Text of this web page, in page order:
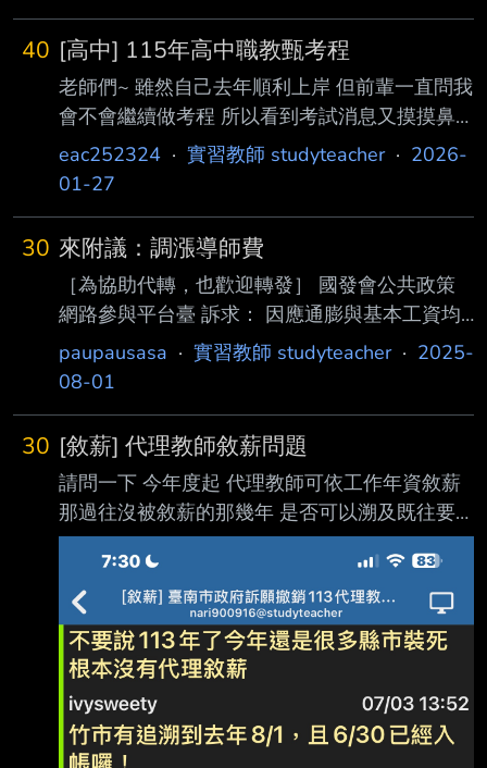
40 [高中] 115年高中職教甄考程
老師們~ 雖然自己去年順利上岸 但前輩一直問我
會不會繼續做考程 所以看到考試消息又摸摸鼻
子開始造福大家(應該吧 希望大家至少在考試上
少一個煩惱XD 考程連結如下
家今年順利金榜題名&寒假開心&新年快樂 --
eac252324 · 實習教師 studyteacher· 2026-
01-27
30 來附議：調漲導師費
［為協助代轉，也歡迎轉發］ 國發會公共政策
網路參與平台臺 訴求： 因應通膨與基本工資均
大幅提升，且須長時間與家長聯繫，多年未調漲
的高中以下導師費 ，應調升至5000元。 連署連
6188-4553-b768-480460a6a026 --
paupausasa · 實習教師 studyteacher· 2025-
08-01
30 [敘薪] 代理教師敘薪問題
請問一下 今年度起 代理教師可依工作年資敘薪
那過往沒被敘薪的那幾年 是否可以溯及既往要
求補發? 例如:前年代理時如果有敘薪應是220 但
當時沒敘薪 是拿到190 請問會補發前年的差額
嗎? --